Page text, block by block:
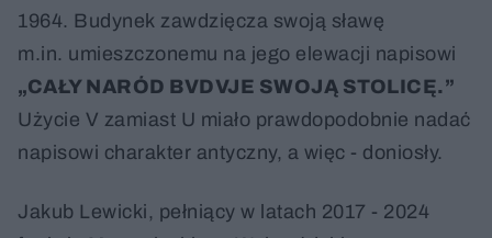
1964. Budynek zawdzięcza swoją sławę
m.in. umieszczonemu na jego elewacji napisowi
„CAŁY NARÓD BVDVJE SWOJĄ STOLICĘ.”
Użycie V zamiast U miało prawdopodobnie nadać
napisowi charakter antyczny, a więc - doniosły.
Jakub Lewicki, pełniący w latach 2017 - 2024